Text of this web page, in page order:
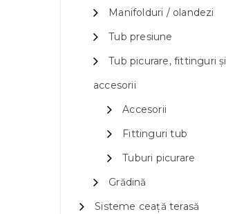
Manifolduri / olandezi
Tub presiune
Tub picurare, fittinguri și
accesorii
Accesorii
Fittinguri tub
Tuburi picurare
Grădină
Sisteme ceață terasă